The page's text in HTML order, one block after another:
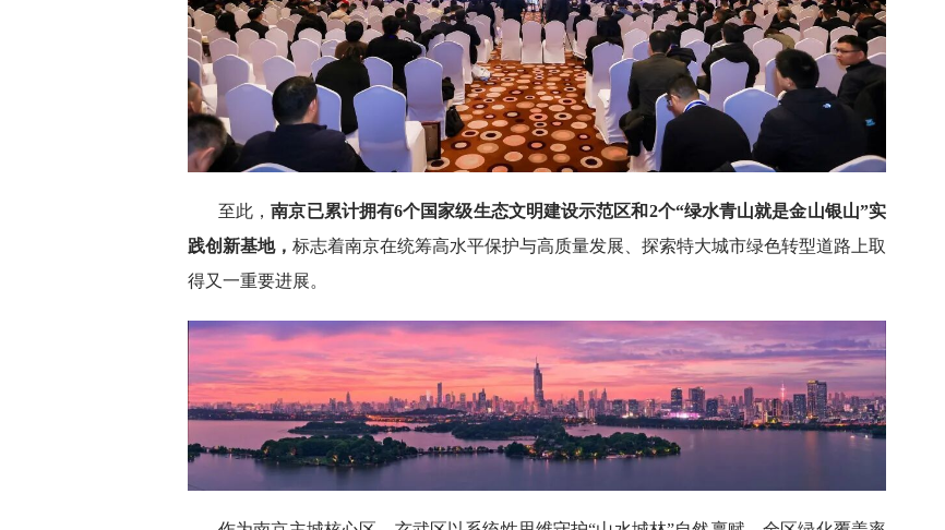
至此，南京已累计拥有6个国家级生态文明建设示范区和2个“绿水青山就是金山银山”实
践创新基地， 标志着南京在统筹高水平保护与高质量发展、探索特大城市绿色转型道路上取
得又一重要进展。